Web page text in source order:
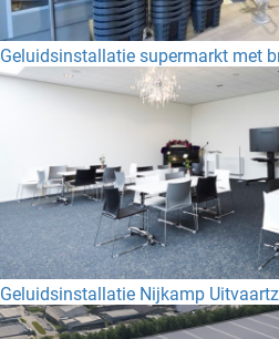
Geluidsinstallatie supermarkt met
Geluidsinstallatie Nijkamp